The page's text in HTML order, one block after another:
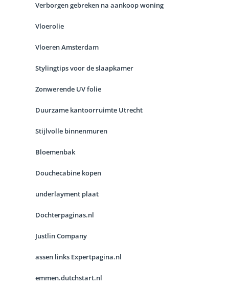
Verborgen gebreken na aankoop woning
Vloerolie
Vloeren Amsterdam
Stylingtips voor de slaapkamer
Zonwerende UV folie
Duurzame kantoorruimte Utrecht
Stijlvolle binnenmuren
Bloemenbak
Douchecabine kopen
underlayment plaat
Dochterpaginas.nl
Justlin Company
assen links Expertpagina.nl
emmen.dutchstart.nl